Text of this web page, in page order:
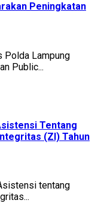
Peningkatan
Polda Lampung
Public...
Tentang
(ZI) Tahun
tentang